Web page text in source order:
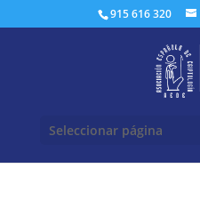
915 616 320
Seleccionar página